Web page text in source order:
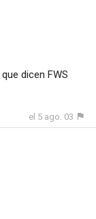
dicen FWS
el 5 ago. 03